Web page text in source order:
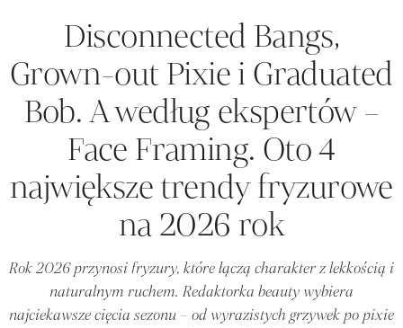
Disconnected Bangs,
Grown-out Pixie i Graduated
Bob. A według ekspertów –
Face Framing. Oto 4
największe trendy fryzurowe
na 2026 rok
Rok 2026 przynosi fryzury, które łączą charakter z lekkością i
naturalnym ruchem. Redaktorka beauty wybiera
najciekawsze cięcia sezonu – od wyrazistych grzywek po pixie